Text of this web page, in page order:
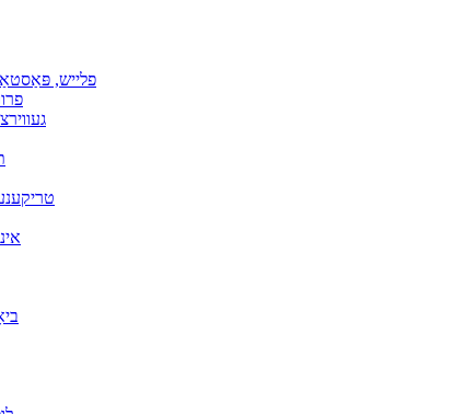
פלייש, פּאַסטאַ,